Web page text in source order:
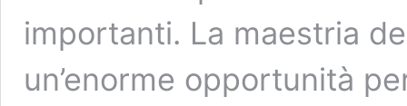
importanti. La maestria
un’enorme opportunità